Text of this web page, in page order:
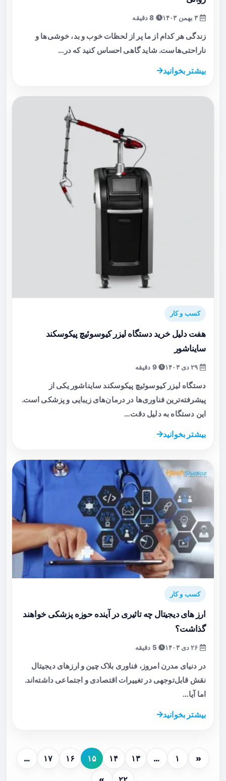
زندگی هر کدام از ما پر از لحظات خوب و بد، خوشی‌ها و
ناراحتی‌هاست. شاید گاهی احساس کنید که در…
بیشتر بخوانید
کسب و کار
هفت دلیل خرید دستگاه لیزر کیوسوئیچ پیکوسکند
سایناشور
9 دقیقه
دستگاه‌ لیزر کیوسوئیچ پیکوسکند سایناشور یکی از
پیشرفته‌ترین فناوری‌ها در درمان‌های زیبایی و پزشکی است.
این دستگاه‌ به دلیل دقت…
بیشتر بخوانید
کسب و کار
ارز های دیجیتال چه تاثیری در آینده حوزه پزشکی خواهند
گذاشت؟
5 دقیقه
در دنیای مدرن امروز، فناوری بلاک چین و ارزهای دیجیتال
نقش قابل‌توجهی در تغییرات اقتصادی و اجتماعی داشته‌اند.
اما آیا…
بیشتر بخوانید
« ۱ … ۱۳ ۱۴ ۱۵ ۱۶ ۱۷ …